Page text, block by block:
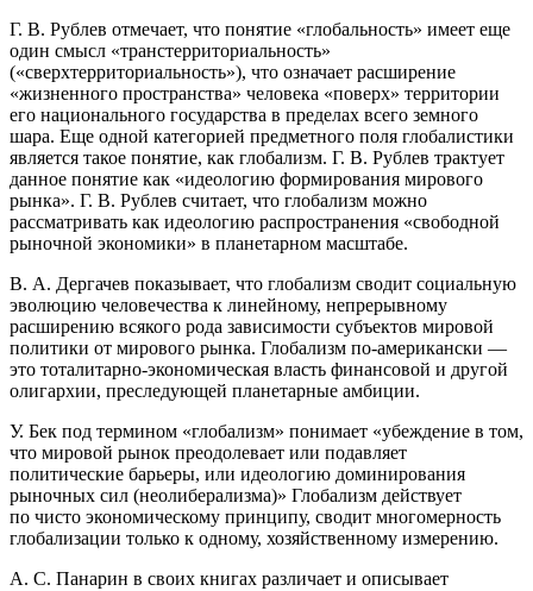
Г. В. Рублев отмечает, что понятие «глобальность» имеет еще
один смысл «транстерриториальность»
(«сверхтерриториальность»), что означает расширение
«жизненного пространства» человека «поверх» территории
его национального государства в пределах всего земного
шара. Еще одной категорией предметного поля глобалистики
является такое понятие, как глобализм. Г. В. Рублев трактует
данное понятие как «идеологию формирования мирового
рынка». Г. В. Рублев считает, что глобализм можно
рассматривать как идеологию распространения «свободной
рыночной экономики» в планетарном масштабе.
В. А. Дергачев показывает, что глобализм сводит социальную
эволюцию человечества к линейному, непрерывному
расширению всякого рода зависимости субъектов мировой
политики от мирового рынка. Глобализм по-американски —
это тоталитарно‐экономическая власть финансовой и другой
олигархии, преследующей планетарные амбиции.
У. Бек под термином «глобализм» понимает «убеждение в том,
что мировой рынок преодолевает или подавляет
политические барьеры, или идеологию доминирования
рыночных сил (неолиберализма)» Глобализм действует
по чисто экономическому принципу, сводит многомерность
глобализации только к одному, хозяйственному измерению.
А. С. Панарин в своих книгах различает и описывает